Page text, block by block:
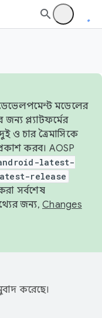
ডেভেলপমেন্ট মডেলের
জন্য প্ল্যাটফর্মের
ও চার ত্রৈমাসিকে
করব। AOSP
latest-
release
সর্বশেষ
জন্য, Changes
করেছে।